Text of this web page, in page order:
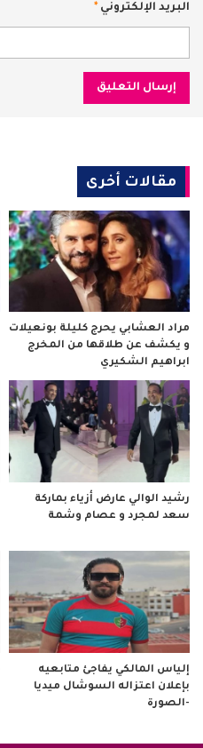
البريد الإلكتروني*
مقالات أخرى
مراد العشابي يحرج كليلة بونعيلات
و يكشف عن طلاقها من المخرج
ابراهيم الشكيري
رشيد الوالي عارض أزياء بماركة
سعد لمجرد و عصام وشمة
إلياس المالكي يفاجئ متابعيه
بإعلان اعتزاله السوشال ميديا
-الصورة